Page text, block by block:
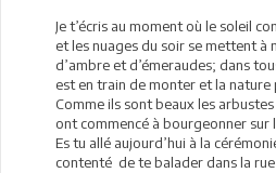
Je t’écris au moment où le soleil
et les nuages du soir se mettent à
d’ambre et d’émeraudes; dans
est en train de monter et la nature
Comme ils sont beaux les
ont commencé à bourgeonner sur
Es tu allé aujourd’hui à la
contenté de te balader dans la